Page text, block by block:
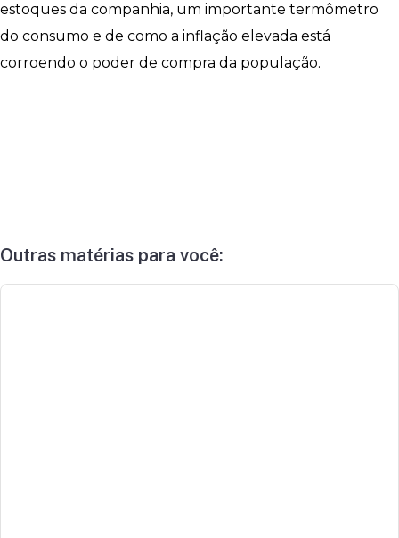
estoques da companhia, um importante termômetro
do consumo e de como a inflação elevada está
corroendo o poder de compra da população.
Outras matérias para você: